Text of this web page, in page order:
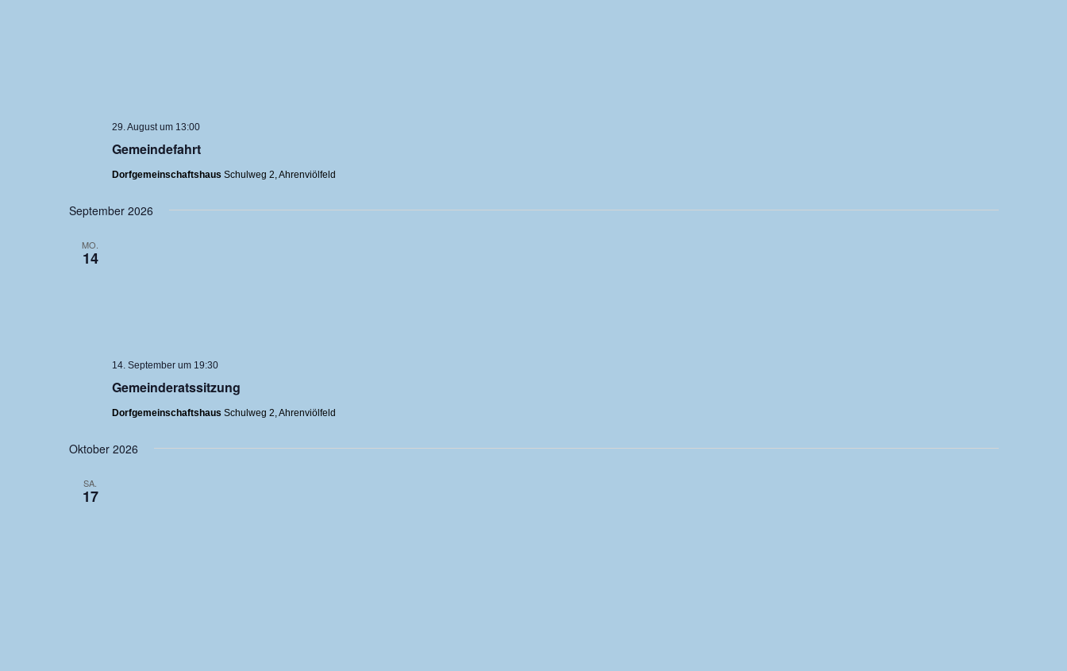
Gemeindefahrt
29. August um 13:00
Dorfgemeinschaftshaus Schulweg 2, Ahrenviölfeld
September 2026
MO.
14
Gemeinderatssitzung
14. September um 19:30
Dorfgemeinschaftshaus Schulweg 2, Ahrenviölfeld
Oktober 2026
SA.
17